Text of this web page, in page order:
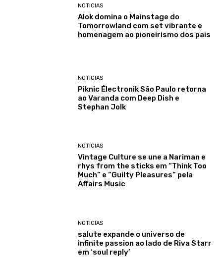
NOTICIAS
Alok domina o Mainstage do
Tomorrowland com set vibrante e
homenagem ao pioneirismo dos pais
NOTICIAS
Piknic Électronik São Paulo retorna
ao Varanda com Deep Dish e
Stephan Jolk
NOTICIAS
Vintage Culture se une a Nariman e
rhys from the sticks em “Think Too
Much” e “Guilty Pleasures” pela
Affairs Music
NOTICIAS
salute expande o universo de
infinite passion ao lado de Riva Starr
em ‘soul reply’